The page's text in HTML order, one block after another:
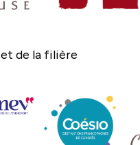
et de la filière